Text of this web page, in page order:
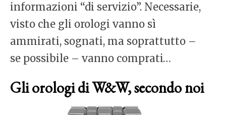
informazioni “di servizio”. Necessarie,
visto che gli orologi vanno sì
ammirati, sognati, ma soprattutto –
se possibile – vanno comprati…
Gli orologi di W&W, secondo noi